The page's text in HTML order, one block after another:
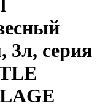
3л, серия